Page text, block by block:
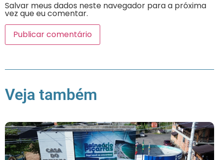
Salvar meus dados neste navegador para a próxima
vez que eu comentar.
Veja também